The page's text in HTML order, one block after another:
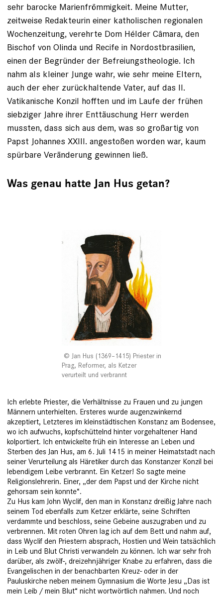
sehr barocke Marienfrömmigkeit. Meine Mutter,
zeitweise Redakteurin einer katholischen regionalen
Wochenzeitung, verehrte Dom Hélder Câmara, den
Bischof von Olinda und Recife in Nordostbrasilien,
einen der Begründer der Befreiungstheologie. Ich
nahm als kleiner Junge wahr, wie sehr meine Eltern,
auch der eher zurückhaltende Vater, auf das II.
Vatikanische Konzil hofften und im Laufe der frühen
siebziger Jahre ihrer Enttäuschung Herr werden
mussten, dass sich aus dem, was so großartig von
Papst Johannes XXIII. angestoßen ­worden war, kaum
spürbare Veränderung gewinnen ließ.
Was genau hatte Jan Hus getan?
Jan Hus (1369–1415) Priester in
Prag, Reformer, als Ketzer
verurteilt und verbrannt
Ich erlebte Priester, die Verhältnisse zu Frauen und zu jungen
Männern unterhielten. Ersteres wurde augenzwinkernd
akzeptiert, Letzteres im kleinstädtischen Konstanz am Bodensee,
wo ich aufwuchs, kopfschüttelnd hinter vorgehaltener Hand
kolportiert. Ich entwickelte früh ein Interesse an Leben und
Sterben des Jan Hus, am 6. Juli 1415 in meiner Heimatstadt nach
seiner Verurteilung als ­Häretiker durch das Konstanzer Konzil bei
lebendigem Leibe verbrannt. Ein Ketzer! So sagte meine
Religionslehrerin. Einer, „der dem Papst und der Kirche nicht
gehorsam sein konnte“.
Zu Hus kam John Wyclif, den man in Konstanz dreißig Jahre nach
seinem Tod ebenfalls zum Ketzer erklärte, seine Schriften
verdammte und beschloss, seine Gebeine auszugraben und zu
verbrennen. Mit roten Ohren lag ich auf dem Bett und nahm auf,
dass Wyclif den Priestern absprach, Hostien und Wein tatsächlich
in Leib und Blut Christi verwandeln zu können. Ich war sehr froh
darüber, als zwölf-, dreizehnjähriger Knabe zu erfahren, dass die
Evangelischen in der benachbarten Kreuz- oder in der
Pauluskirche neben meinem Gymnasium die Worte Jesu „Das ist
mein Leib / mein Blut“ nicht wortwörtlich nahmen. Und noch